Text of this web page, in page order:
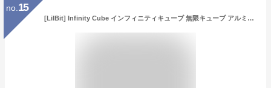
no. 15
[LilBit] Infinity Cube インフィニティキューブ 無限キューブ アルミニウム合金 (銀)